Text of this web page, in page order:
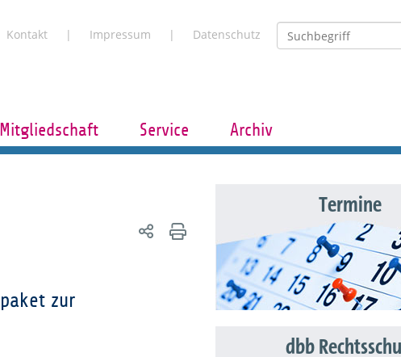
Kontakt Impressum Datenschutz
Mitgliedschaft Service Archiv
zur
Termine
dbb